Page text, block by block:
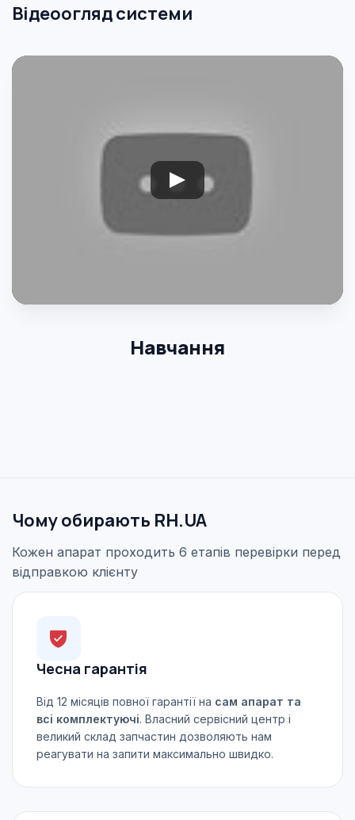
Відеоогляд системи
Навчання
Чому обирають RH.UA
Кожен апарат проходить 6 етапів перевірки перед
відправкою клієнту
Чесна гарантія
Від 12 місяців повної гарантії на сам апарат та
всі комплектуючі. Власний сервісний центр і
великий склад запчастин дозволяють нам
реагувати на запити максимально швидко.